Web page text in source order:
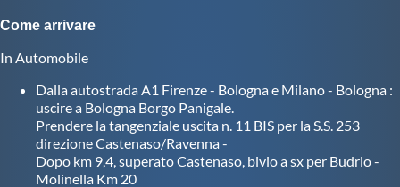
Archivio News
Flash News
Galleria fotografica
Come arrivare
In Automobile
Dalla autostrada A1 Firenze - Bologna e Milano - Bologna :
uscire a Bologna Borgo Panigale.
Prendere la tangenziale uscita n. 11 BIS per la S.S. 253
direzione Castenaso/Ravenna -
Dopo km 9,4, superato Castenaso, bivio a sx per Budrio -
Molinella Km 20